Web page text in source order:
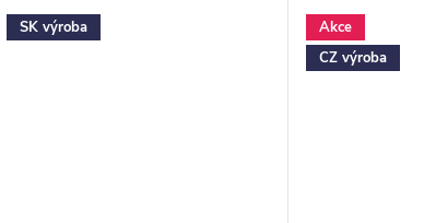
SK výroba
Akce
CZ výroba